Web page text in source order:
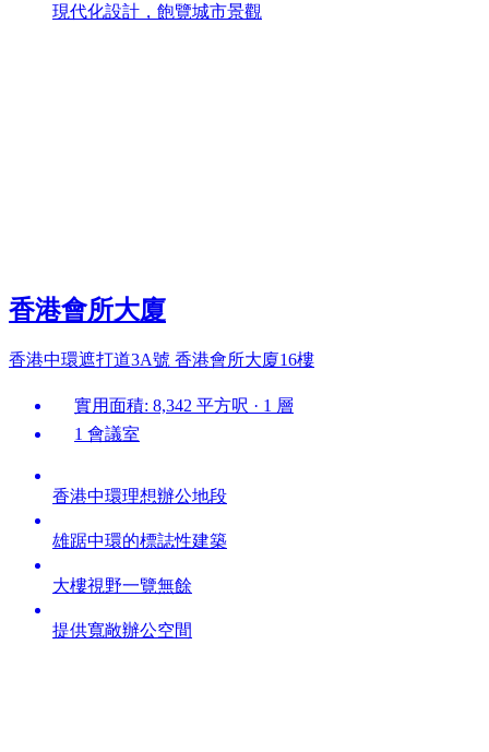
現代化設計，飽覽城市景觀
香港會所大廈
香港中環遮打道3A號 香港會所大廈16樓
實用面積: 8,342 平方呎 · 1 層
1 會議室
香港中環理想辦公地段
雄踞中環的標誌性建築
大樓視野一覽無餘
提供寬敞辦公空間